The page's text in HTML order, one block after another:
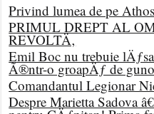
Privind lumea de pe Athos
PRIMUL DREPT AL
REVOLTÄ‚
Emil Boc nu trebuie
Ã®ntr-o groapÄƒ de
Comandantul Legionar
Despre Marietta Sadova